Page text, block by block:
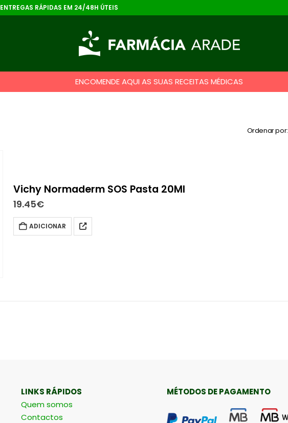
ENTREGAS RÁPIDAS EM 24/48H ÚTEIS
ENCOMENDE AQUI AS SUAS RECEITAS MÉDICAS
Ordenar por:
Vichy Normaderm SOS Pasta 20Ml
19.45€
ADICIONAR
LINKS RÁPIDOS
Quem somos
Contactos
MÉTODOS DE PAGAMENTO